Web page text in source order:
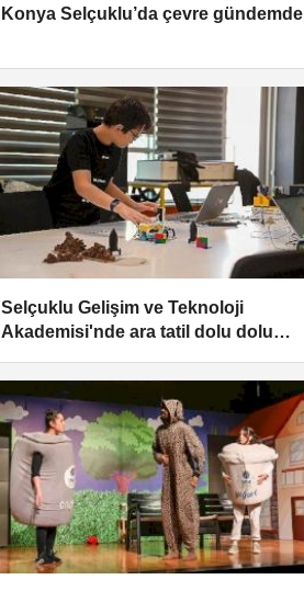
Konya Selçuklu’da çevre gündemde
Selçuklu Gelişim ve Teknoloji
Akademisi'nde ara tatil dolu dolu